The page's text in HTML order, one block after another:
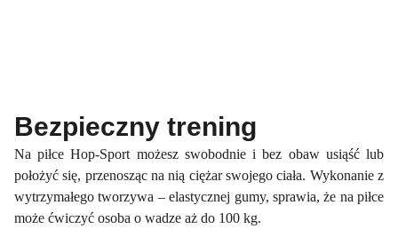
Bezpieczny trening
Na piłce Hop-Sport możesz swobodnie i bez obaw usiąść lub
położyć się, przenosząc na nią ciężar swojego ciała. Wykonanie z
wytrzymałego tworzywa – elastycznej gumy, sprawia, że na piłce
może ćwiczyć osoba o wadze aż do 100 kg.